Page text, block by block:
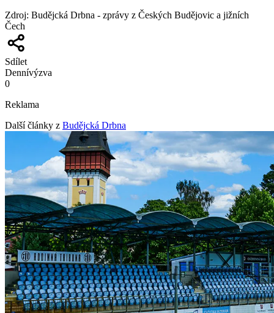
Zdroj: Budějcká Drbna - zprávy z Českých Budějovic a jižních
Čech
Sdílet
Dennívýzva
0
Reklama
Další články z Budějcká Drbna